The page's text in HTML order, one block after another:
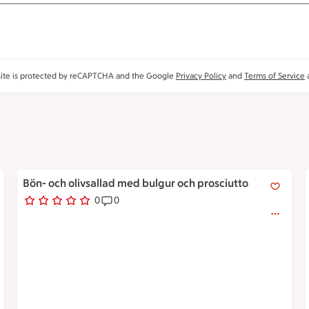
is protected by reCAPTCHA and the Google Privacy Policy and Terms of Service
Bön- och olivsallad med bulgur och prosciutto
0
0 personer har röstatReceptet har 0 kommentarer
0
Bön- och olivsallad med bulgur och prosciutto